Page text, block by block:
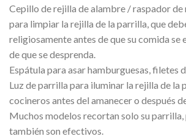
Cepillo de rejilla de alambre / raspador de
para limpiar la rejilla de la parrilla, que
religiosamente antes de que su comida se
de que se desprenda.
Espátula para asar hamburguesas, filetes
Luz de parrilla para iluminar la rejilla de la
cocineros antes del amanecer o después
Muchos modelos recortan solo su
también son efectivos.